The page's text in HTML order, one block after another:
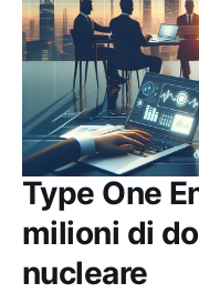
Type One
milioni di
nucleare